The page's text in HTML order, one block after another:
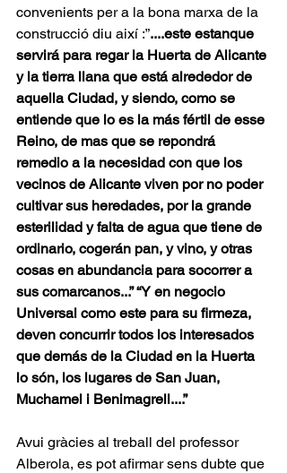
convenients per a la bona marxa de la
construcció diu així :”....este estanque
servirá para regar la Huerta de Alicante
y la tierra llana que está alrededor de
aquella Ciudad, y siendo, como se
entiende que lo es la más fértil de esse
Reino, de mas que se repondrá
remedio a la necesidad con que los
vecinos de Alicante viven por no poder
cultivar sus heredades, por la grande
esterilidad y falta de agua que tiene de
ordinario, cogerán pan, y vino, y otras
cosas en abundancia para socorrer a
sus comarcanos...” “Y en negocio
Universal como este para su firmeza,
deven concurrir todos los interesados
que demás de la Ciudad en la Huerta
lo són, los lugares de San Juan,
Muchamel i Benimagrell....”
Avui gràcies al treball del professor
Alberola, es pot afirmar sens dubte que